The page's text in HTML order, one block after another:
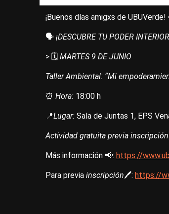
¡Buenos días amigxs de UBUVerde!
🗣️ ¡DESCUBRE TU PODER
> 🗓️ MARTES 9 DE JUNIO
Taller Ambiental: “Mi
⏰ Hora: 18:00 h
📍Lugar: Sala de Juntas 1, EPS
Actividad gratuita previa inscripción
Más información 📢: https://
Para previa inscripción🖊️: https://